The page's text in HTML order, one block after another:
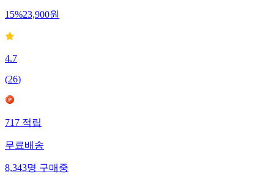
15%23,900원
4.7
(26)
717적립
무료배송
8,343명구매중